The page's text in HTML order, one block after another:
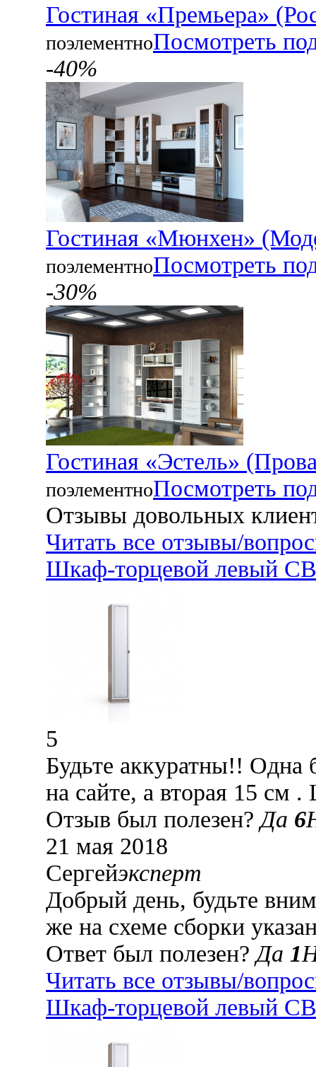
Гостиная «Премьера»
поэлементноПосмотреть
-40%
Гостиная «Мюнхен»
поэлементноПосмотреть
-30%
Гостиная «Эстель»
поэлементноПосмотреть
Отзывы довольных
Читать все отзывы/
Шкаф-торцевой левый
5
Будьте аккуратны!! Одна
на сайте, а вторая 15 см
Отзыв был полезен?Да 6
21 мая 2018
Сергейэксперт
Добрый день, будьте
же на схеме сборки
Ответ был полезен?Да 1
Читать все отзывы/
Шкаф-торцевой левый